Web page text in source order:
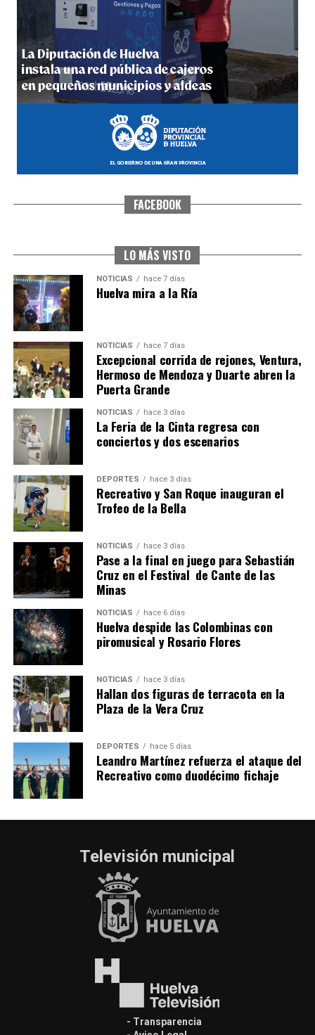
4º DÍA DE LAS FIESTAS COLOMBINAS 2026
hace 1 semana·Huelvatv
SEXTA CORRIDA DE LAS FIESTAS COLOMBINAS
6º DÍA DE LAS FIESTAS COLOMBINAS 2026
hace 6 días Huelvatv
QUINTA CORRIDA DE LAS FIESTAS COLOMBINAS
2026
hace 7 días· Huelvatv
FACEBOOK
LO MÁS VISTO
NOTICIAS hace 7 días
Huelva mira a la Ría
NOTICIAS hace 7 días
Excepcional corrida de rejones, Ventura,
Hermoso de Mendoza y Duarte abren la
Puerta Grande
NOTICIAS hace 3 días
La Feria de la Cinta regresa con
conciertos y dos escenarios
DEPORTES hace 3 días
Recreativo y San Roque inauguran el
Trofeo de la Bella
NOTICIAS hace 3 días
Pase a la final en juego para Sebastián
Cruz en el Festival de Cante de las
Minas
NOTICIAS hace 6 días
Huelva despide las Colombinas con
piromusical y Rosario Flores
NOTICIAS hace 3 días
Hallan dos figuras de terracota en la
Plaza de la Vera Cruz
DEPORTES hace 5 días
Leandro Martínez refuerza el ataque del
Recreativo como duodécimo fichaje
Televisión municipal
- Transparencia